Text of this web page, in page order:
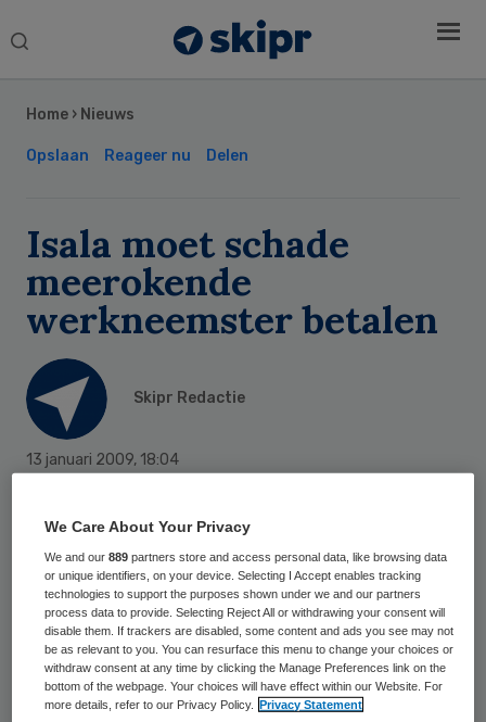
Search
Home › Nieuws
Opslaan Reageer nu Delen
Isala moet schade
meerokende
werkneemster betalen
Skipr Redactie
13 januari 2009, 18:04
De Isala Klinieken in Zwolle moeten voor de
helft opdraaien voor de schade van een ex-
werkneemster veroorzaakt door meeroken.
De Hoge Raad heeft dat bepaald, zo heeft
de advocaat van het ziekenhuis vandaag
bevestigd. Door meeroken is haar
Sidebar
We Care About Your Privacy
We and our889 partners store and access personal data, like browsing data
or unique identifiers, on your device. Selecting I Accept enables tracking
technologies to support the purposes shown under we and our partners
process data to provide. Selecting Reject All or withdrawing your consent will
disable them. If trackers are disabled, some content and ads you see may not
be as relevant to you. You can resurface this menu to change your choices or
withdraw consent at any time by clicking the Manage Preferences link on the
bottom of the webpage. Your choices will have effect within our Website. For
more details, refer to our Privacy Policy.
Privacy Statement